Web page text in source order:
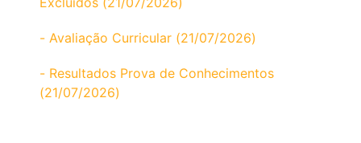
- Avaliação Curricular (21/07/2026)
- Resultados Prova de Conhecimentos
(21/07/2026)